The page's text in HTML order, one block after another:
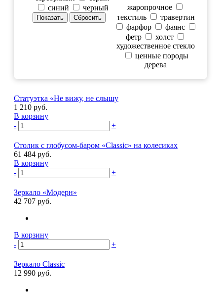
жаропрочное
текстиль
травертин
фарфор
фаянс
фетр
холст
художественное стекло
ценные породы
дерева
синий
черный
Статуэтка «Не вижу, не слышу
1 210 руб.
В корзину
-
+
Столик с глобусом-баром «Classic» на колесиках
61 484 руб.
В корзину
-
+
Зеркало «Модерн»
42 707 руб.
В корзину
-
+
Зеркало Classic
12 990 руб.